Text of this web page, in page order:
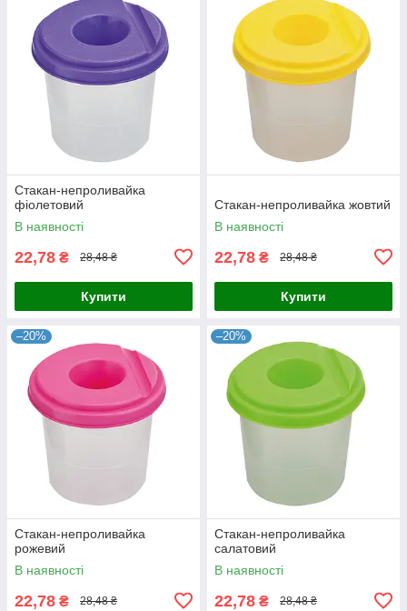
Стакан-непроливайка
фіолетовий
В наявності
22,78 ₴ 28,48 ₴
Купити
Стакан-непроливайка жовтий
В наявності
22,78 ₴ 28,48 ₴
Купити
–20%
Стакан-непроливайка
рожевий
В наявності
22,78 ₴ 28,48 ₴
–20%
Стакан-непроливайка
салатовий
В наявності
22,78 ₴ 28,48 ₴